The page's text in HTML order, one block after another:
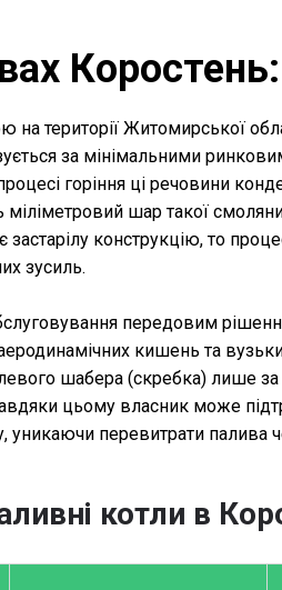
території Житомирської
за мінімальними
горіння ці речовини
міліметровий шар такої
конструкцію, то
зусиль.
передовим
кишень та
шабера (скребка) лише
цьому власник може
уникаючи перевитрати палива
котли в